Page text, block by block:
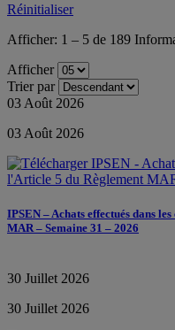
Réinitialiser
Afficher: 1 – 5 de 189
Afficher
Trier par
03 Août 2026
03 Août 2026
IPSEN – Achats effectués dans
MAR – Semaine 31 – 2026
30 Juillet 2026
30 Juillet 2026